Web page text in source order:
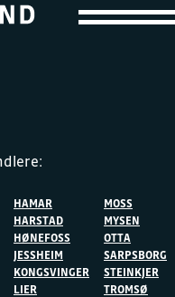
HAMAR
HARSTAD
HØNEFOSS
JESSHEIM
KONGSVINGER
LIER
MOSS
MYSEN
OTTA
SARPSBORG
STEINKJER
TROMSØ